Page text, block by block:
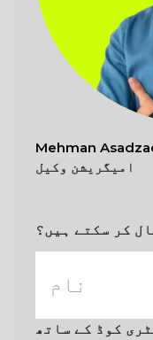
Mehman
امیگریشن وکیل
کر سکتے ہیں؟
کوڈ کے ساتھ